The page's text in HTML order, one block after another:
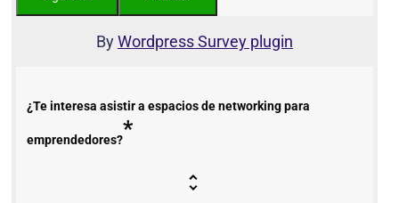
ByWordpress Survey plugin
¿Te interesa asistir a espacios de networking para
emprendedores?*